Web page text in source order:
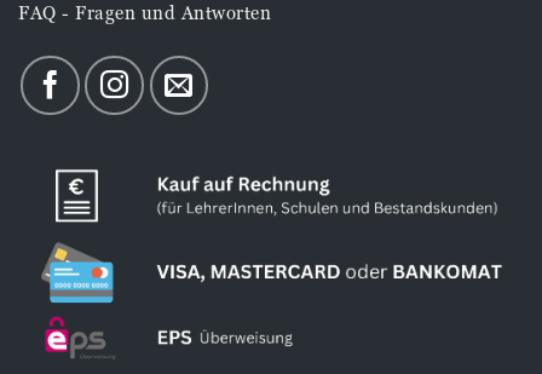
FAQ - Fragen und Antworten